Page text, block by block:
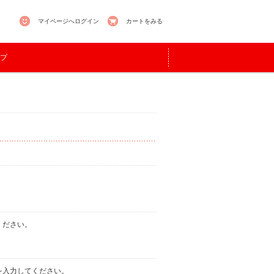
マイページへログイン カートをみる
さい。
力してください。